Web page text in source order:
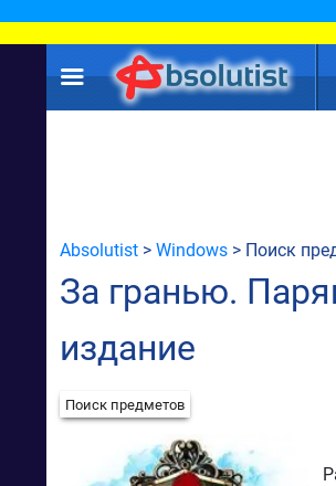
Absolutist > Windows > Поиск
За гранью.
издание
Поиск предметов